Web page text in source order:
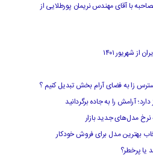
با آقای مهندس نریمان پورطلایی از
از شهریور ۱۴۰۱
زا به فضای آرام بخش تبدیل کنیم ؟
آرامش را به جاده برگردانید
مدل‌های جدید بازار
بهترین مدل برای فروش خودکار
یا پرخطر؟